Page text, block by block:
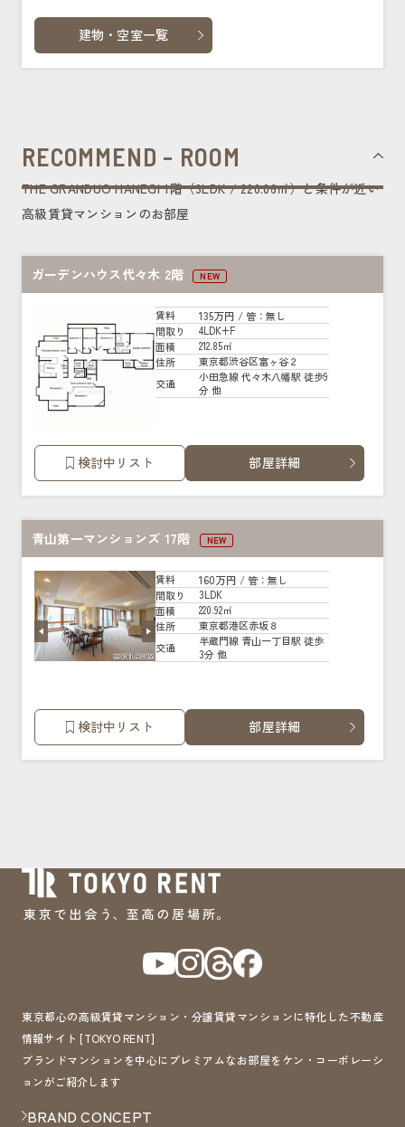
建物・空室一覧
RECOMMEND - ROOM
THE GRANDUO HANEGI 1階（3LDK / 220.06㎡）と条件が近い
高級賃貸マンションのお部屋
ガーデンハウス代々木 2階 NEW
賃料 135万円 / 管：無し
間取り
4LDK+F
面積
212.85㎡
住所
東京都渋谷区富ヶ谷２
交通
小田急線 代々木八幡駅 徒歩9
分 他
検討中リスト 部屋詳細
青山第一マンションズ 17階 NEW
賃料 160万円 / 管：無し
間取り
3LDK
面積
220.92㎡
住所
東京都港区赤坂８
交通
半蔵門線 青山一丁目駅 徒歩
3分 他
検討中リスト 部屋詳細
東京都心の高級賃貸マンション・分譲賃貸マンションに特化した不動産
情報サイト [TOKYO RENT]
ブランドマンションを中心にプレミアムなお部屋をケン・コーポレーシ
ョンがご紹介します
BRAND CONCEPT